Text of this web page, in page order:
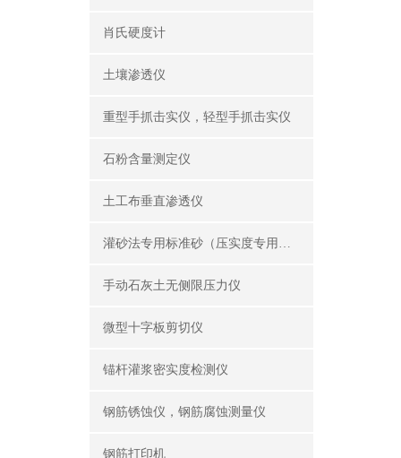
肖氏硬度计
土壤渗透仪
重型手抓击实仪，轻型手抓击实仪
石粉含量测定仪
土工布垂直渗透仪
灌砂法专用标准砂（压实度专用砂）
手动石灰土无侧限压力仪
微型十字板剪切仪
锚杆灌浆密实度检测仪
钢筋锈蚀仪，钢筋腐蚀测量仪
钢筋打印机